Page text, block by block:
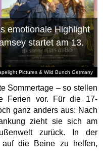
Pictures & Wild Bunch Germany
emotionale Highlight
startet am 13.
Sommertage – so stellen
Ferien vor. Für die 17-
ganz anders aus: Nach
zieht sie sich am
zurück. In der
auf die Beine zu helfen,